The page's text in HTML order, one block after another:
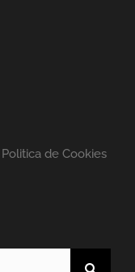
Politica de Cookies